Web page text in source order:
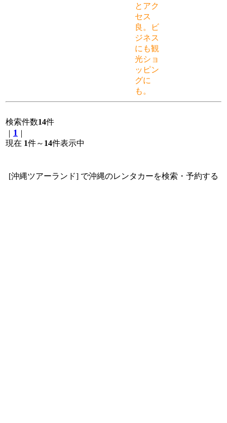
とアク
セス
良。ビ
ジネス
にも観
光ショ
ッピン
グに
も。
検索件数14件
1
現在 1件～ 14件表示中
[沖縄ツアーランド] で沖縄のレンタカーを検索・予約する